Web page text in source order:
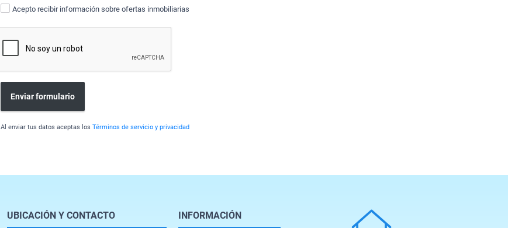
Acepto recibir información sobre ofertas inmobiliarias
Enviar formulario
Al enviar tus datos aceptas losTérminos de servicio y privacidad
UBICACIÓN Y CONTACTO INFORMACIÓN